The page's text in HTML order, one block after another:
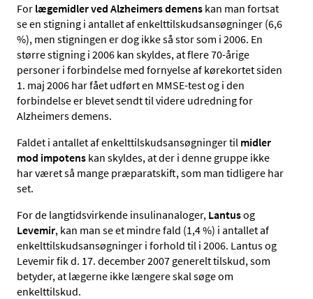
For lægemidler ved Alzheimers demens kan man fortsat
se en stigning i antallet af enkelttilskudsansøgninger (6,6
%), men stigningen er dog ikke så stor som i 2006. En
større stigning i 2006 kan skyldes, at flere 70-årige
personer i forbindelse med fornyelse af kørekortet siden
1. maj 2006 har fået udført en MMSE-test og i den
forbindelse er blevet sendt til videre udredning for
Alzheimers demens.
Faldet i antallet af enkelttilskudsansøgninger til midler
mod impotens kan skyldes, at der i denne gruppe ikke
har været så mange præparatskift, som man tidligere har
set.
For de langtidsvirkende insulinanaloger, Lantusog
Levemir, kan man se et mindre fald (1,4 %) i antallet af
enkelttilskudsansøgninger i forhold til i 2006. Lantus og
Levemir fik d. 17. december 2007 generelt tilskud, som
betyder, at lægerne ikke længere skal søge om
enkelttilskud.